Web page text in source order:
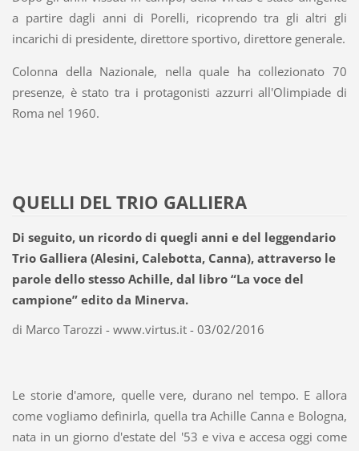
a partire dagli anni di Porelli, ricoprendo tra gli altri gli
incarichi di presidente, direttore sportivo, direttore generale.
Colonna della Nazionale, nella quale ha collezionato 70
presenze, è stato tra i protagonisti azzurri all'Olimpiade di
Roma nel 1960.
QUELLI DEL TRIO GALLIERA
Di seguito, un ricordo di quegli anni e del leggendario
Trio Galliera (Alesini, Calebotta, Canna), attraverso le
parole dello stesso Achille, dal libro “La voce del
campione” edito da Minerva.
di Marco Tarozzi - www.virtus.it - 03/02/2016
Le storie d'amore, quelle vere, durano nel tempo. E allora
come vogliamo definirla, quella tra Achille Canna e Bologna,
nata in un giorno d'estate del '53 e viva e accesa oggi come